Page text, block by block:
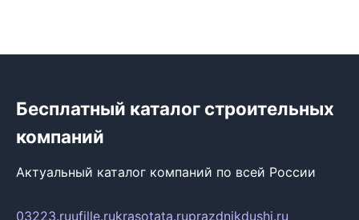
Бесплатный каталог строительных
компаний
Актуальный каталог компаний по всей России
03223.ruufille.rukrasotata.ruprazdnikdushi.ru